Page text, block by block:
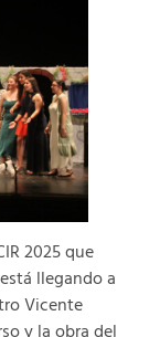
2025 que
llegando a
Vicente